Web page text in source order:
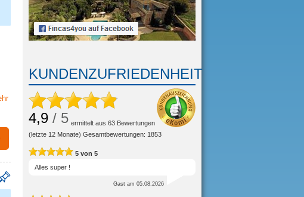
KUNDENZUFRIEDENHEIT
4,9 / 5 ermittelt aus 63 Bewertungen
(letzte 12 Monate) Gesamtbewertungen: 1853
5 von 5
Alles super !
Gast am 05.08.2026